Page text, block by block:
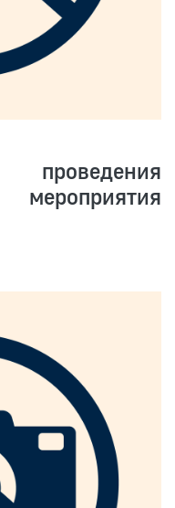
мероприятия